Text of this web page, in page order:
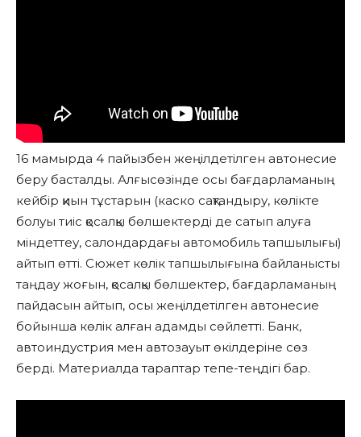
16 мамырда 4 пайызбен жеңілдетілген автонесие
беру басталды. Алғысөзінде осы бағдарламаның
кейбір қиын тұстарын (каско сақтандыру, көлікте
болуы тиіс қосалқы бөлшектерді де сатып алуға
міндеттеу, салондардағы автомобиль тапшылығы)
айтып өтті. Сюжет көлік тапшылығына байланысты
таңдау жоғын, қосалқы бөлшектер, бағдарламаның
пайдасын айтып, осы жеңілдетілген автонесие
бойынша көлік алған адамды сөйлетті. Банк,
автоиндустрия мен автозауыт өкілдеріне сөз
берді. Материалда тараптар тепе-теңдігі бар.